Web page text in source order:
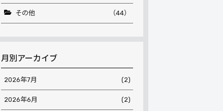
その他 （44）
月別アーカイブ
2026年7月 (2)
2026年6月 (2)